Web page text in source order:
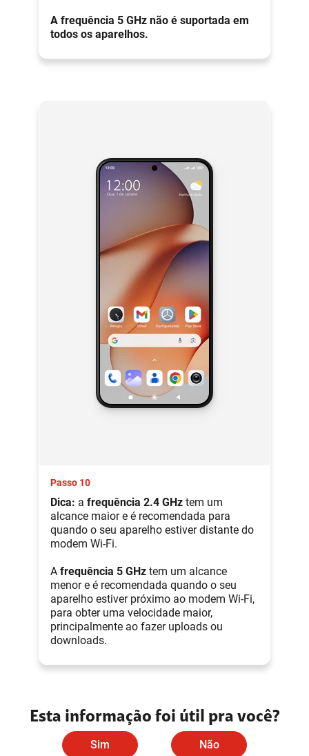
A frequência 5 GHz não é suportada em
todos os aparelhos.
Passo 10
Dica: a frequência 2.4 GHz tem um
alcance maior e é recomendada para
quando o seu aparelho estiver distante do
modem Wi-Fi.
A frequência 5 GHz tem um alcance
menor e é recomendada quando o seu
aparelho estiver próximo ao modem Wi-Fi,
para obter uma velocidade maior,
principalmente ao fazer uploads ou
downloads.
Esta informação foi útil pra você?
Sim Não